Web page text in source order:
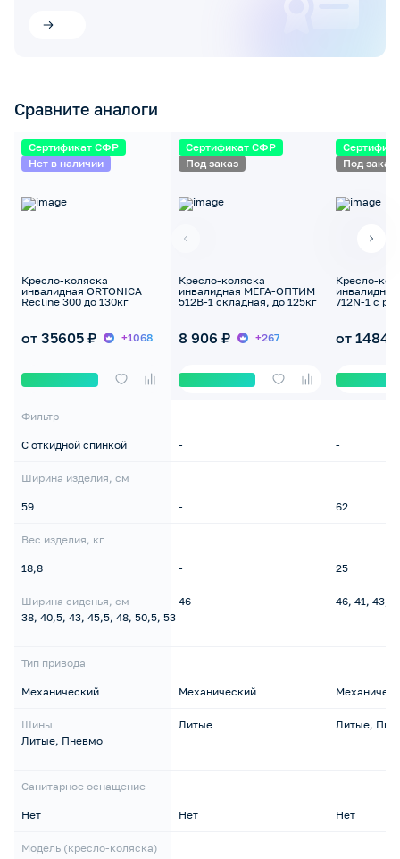
Сравните аналоги
Сертификат СФР
Нет в наличии
Кресло-коляска
инвалидная ORTONICA
Recline 300 до 130кг
от 35605 ₽ +1068
Фильтр
С откидной спинкой
Ширина изделия, см
59
Вес изделия, кг
18,8
Ширина сиденья, см
38, 40,5, 43, 45,5, 48, 50,5, 53
Тип привода
Механический
Шины
Литые, Пневмо
Санитарное оснащение
Нет
Модель (кресло-коляска)
Сертификат СФР
Под заказ
Кресло-коляска
инвалидная МЕГА-ОПТИМ
512B-1 складная, до 125кг
8 906 ₽ +267
-
-
-
46
Механический
Литые
Нет
Под заказ
Кресло-
712N-1 с
от
-
62
25
46, 41, 43,
Литые,
Нет